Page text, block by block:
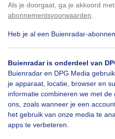
Als je doorgaat, ga je akkoord
abonnementsvoorwaarden
Heb je al een Buienradar-
Buienradar is onderdeel van
Buienradar en DPG Media
je apparaat, locatie, browser en
informatie combineren we met
ons, zoals wanneer je een
het gebruik van onze media te
apps te verbeteren.
Door: Jan Horde Gemaakt: 08-08-
Bekijk slideshow
Klik hierom dit